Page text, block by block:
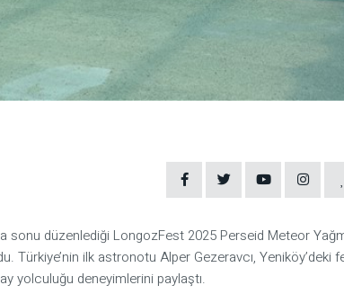
sonu düzenlediği LongozFest 2025 Perseid Meteor
Türkiye’nin ilk astronotu Alper Gezeravcı, Yeniköy’deki
yolculuğu deneyimlerini paylaştı.